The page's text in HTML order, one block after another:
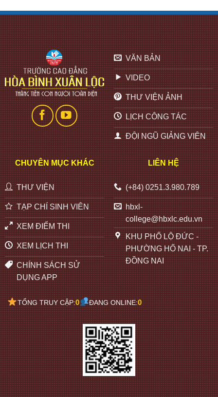
VĂN BẢN
VIDEO
THƯ VIỆN ẢNH
LỊCH CÔNG TÁC
ĐỘI NGŨ GIẢNG VIÊN
CHUYÊN MỤC KHÁC
THƯ VIỆN
TẠP CHÍ SINH VIÊN
XEM ĐIỂM THI
XEM LỊCH THI
CHÍNH SÁCH SỬ
DỤNG APP
LIÊN HỆ
(+84) 0251.3.980.789
hbxl-
college@hbxlc.edu.vn
KHU PHỐ LỘ ĐỨC -
PHƯỜNG HỐ NAI - TP.
ĐỒNG NAI
TỔNG TRUY CẬP:0 ĐANG ONLINE:0